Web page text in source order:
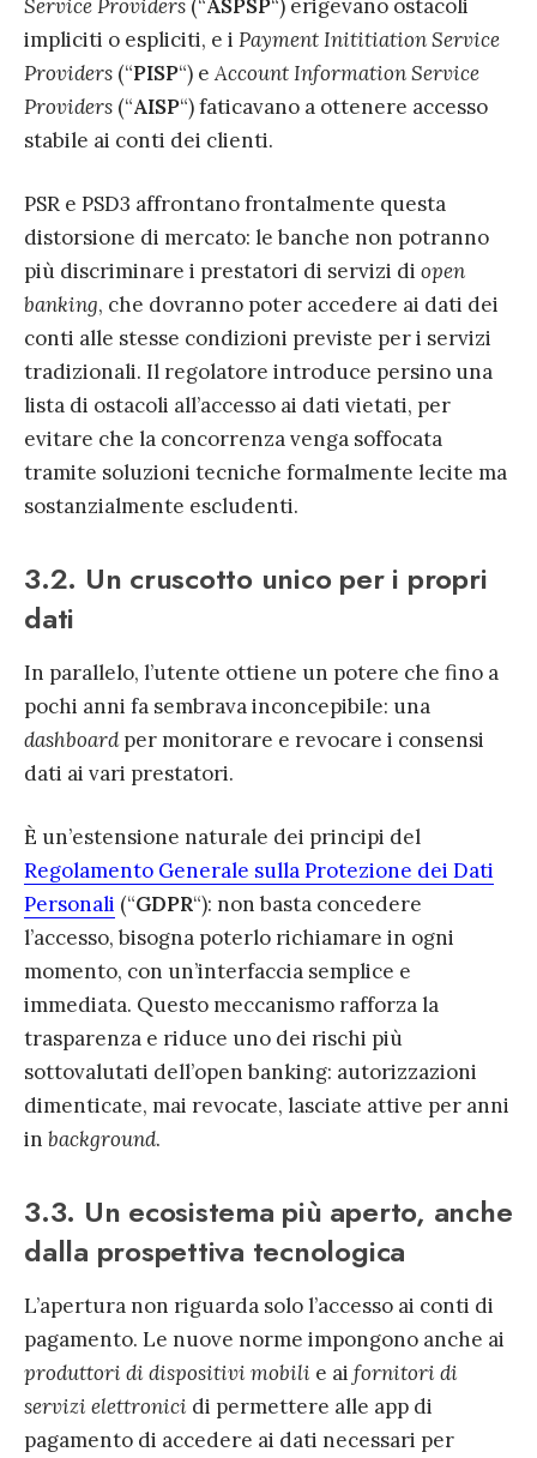
Service Providers (“ASPSP“) erigevano ostacoli
impliciti o espliciti, e i Payment Inititiation Service
Providers (“PISP“) eAccount Information Service
Providers (“AISP“) faticavano a ottenere accesso
stabile ai conti dei clienti.
PSR e PSD3 affrontano frontalmente questa
distorsione di mercato: le banche non potranno
più discriminare i prestatori di servizi di open
banking, che dovranno poter accedere ai dati dei
conti alle stesse condizioni previste per i servizi
tradizionali. Il regolatore introduce persino una
lista di ostacoli all’accesso ai dati vietati, per
evitare che la concorrenza venga soffocata
tramite soluzioni tecniche formalmente lecite ma
sostanzialmente escludenti.
3.2. Un cruscotto unico per i propri
dati
In parallelo, l’utente ottiene un potere che fino a
pochi anni fa sembrava inconcepibile: una
dashboardper monitorare e revocare i consensi
dati ai vari prestatori.
È un’estensione naturale dei principi del
Regolamento Generale sulla Protezione dei Dati
Personali (“GDPR“): non basta concedere
l’accesso, bisogna poterlo richiamare in ogni
momento, con un’interfaccia semplice e
immediata. Questo meccanismo rafforza la
trasparenza e riduce uno dei rischi più
sottovalutati dell’open banking: autorizzazioni
dimenticate, mai revocate, lasciate attive per anni
in background.
3.3. Un ecosistema più aperto, anche
dalla prospettiva tecnologica
L’apertura non riguarda solo l’accesso ai conti di
pagamento. Le nuove norme impongono anche ai
produttori di dispositivi mobili e ai fornitori di
servizi elettronici di permettere alle app di
pagamento di accedere ai dati necessari per